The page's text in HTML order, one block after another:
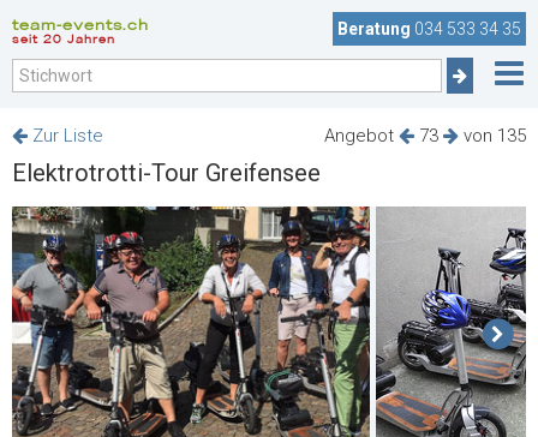
team-events.ch
seit 20 Jahren
Beratung 034 533 34 35
Angebot 73 von 135
Zur Liste
Elektrotrotti-Tour Greifensee